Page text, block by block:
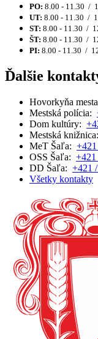
PO: 8.00 - 11.30 /
UT: 8.00 - 11.30 /
ST: 8.00 - 11.30 /
ŠT: 8.00 - 11.30 /
PI: 8.00 - 11.30 /
Ďalšie
Hovorkyňa
Mestská polícia:
Dom kultúry:
Mestská knižnica:
MeT Šaľa:
OSS Šaľa: +421
DD Šaľa: +421
Všetky kontakty